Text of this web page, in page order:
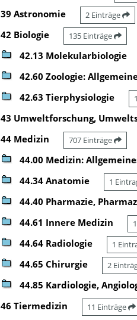
39 Astronomie 2 Einträge
42 Biologie 135 Einträge
42.13 Molekularbiologie
42.60 Zoologie:
42.63 Tierphysiologie
43 Umweltforschung,
44 Medizin 707 Einträge
44.00 Medizin:
44.34 Anatomie 1
44.40 Pharmazie,
44.61 Innere Medizin
44.64 Radiologie 1
44.65 Chirurgie 2
44.85 Kardiologie,
46 Tiermedizin 11 Einträge